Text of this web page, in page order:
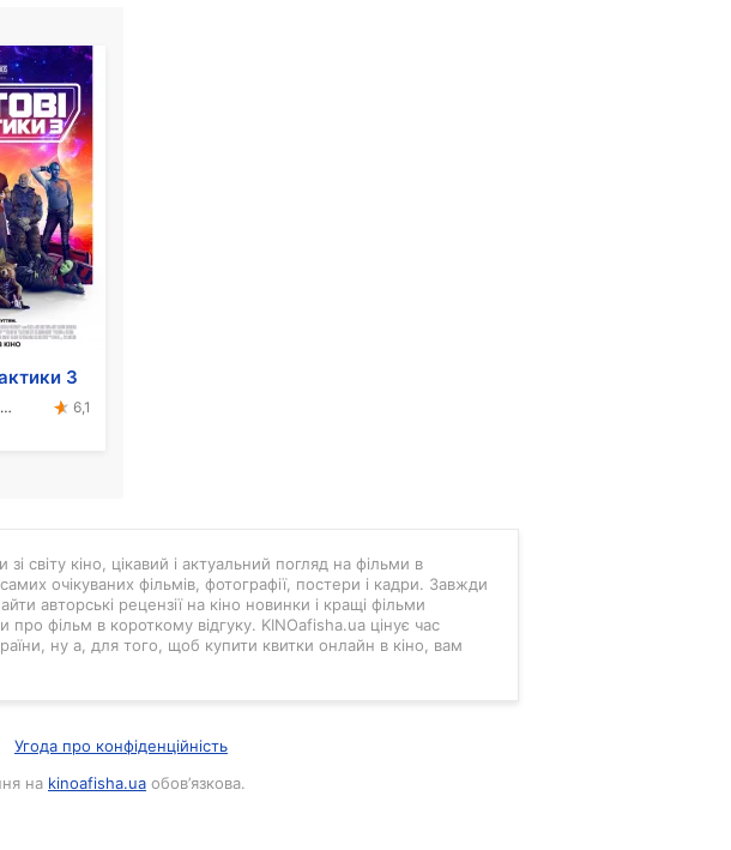
3
Фантастика, Бойовик, Пригоди
6,1
світу кіно, цікавий і актуальний погляд на фільми в
очікуваних фільмів, фотографії, постери і кадри. Завжди
авторські рецензії на кіно новинки і кращі фільми
фільм в короткому відгуку. KINOafisha.ua цінує час
ну а, для того, щоб купити квитки онлайн в кіно, вам
Угода про конфіденційність
на kinoafisha.ua обов’язкова.